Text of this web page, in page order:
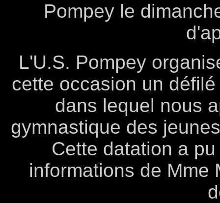
Pompey le
L'U.S. Pompey
cette occasion un
dans lequel nous
gymnastique des
Cette datation a
informations de Mme